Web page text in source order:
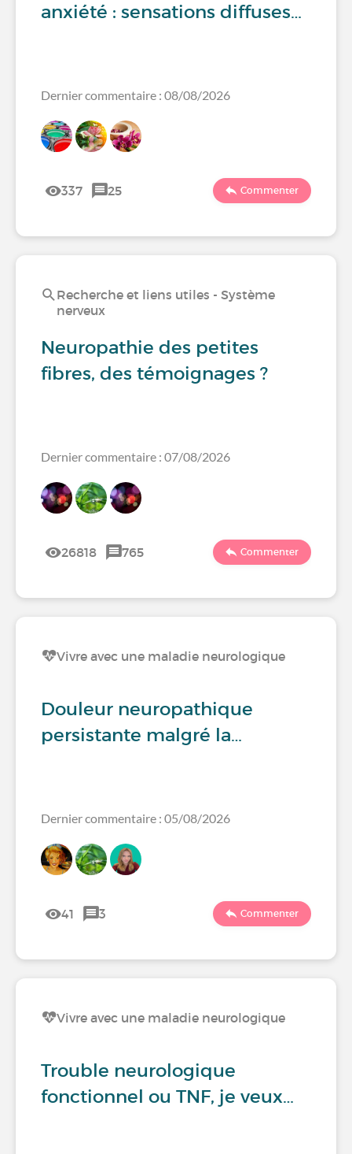
anxiété : sensations diffuses…
Dernier commentaire : 08/08/2026
337 25 Commenter
Recherche et liens utiles - Système
nerveux
Neuropathie des petites
fibres, des témoignages ?
Dernier commentaire : 07/08/2026
26818 765 Commenter
Vivre avec une maladie neurologique
Douleur neuropathique
persistante malgré la…
Dernier commentaire : 05/08/2026
41 3 Commenter
Vivre avec une maladie neurologique
Trouble neurologique
fonctionnel ou TNF, je veux…